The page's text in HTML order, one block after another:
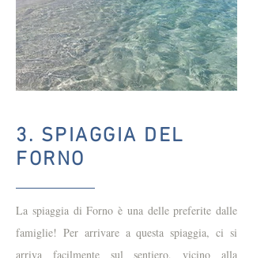
3. SPIAGGIA DEL
FORNO
La spiaggia di Forno è una delle preferite dalle
famiglie! Per arrivare a questa spiaggia, ci si
arriva facilmente sul sentiero, vicino alla